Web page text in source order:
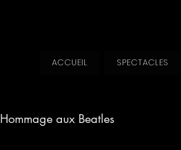
ACCUEIL SPECTACLES
Hommage aux Beatles